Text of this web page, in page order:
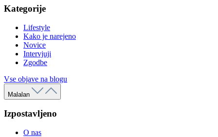
Kategorije
Lifestyle
Kako je narejeno
Novice
Intervjuji
Zgodbe
Vse objave na blogu
Malalan
Izpostavljeno
O nas